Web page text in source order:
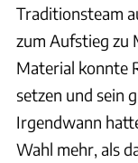
Traditionsteam
zum Aufstieg zu
Material konnte
setzen und sein
Irgendwann
Wahl mehr, als